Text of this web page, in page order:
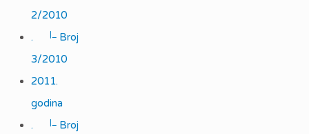
2/2010
.
|_
Broj
3/2010
2011.
godina
.
|_
Broj